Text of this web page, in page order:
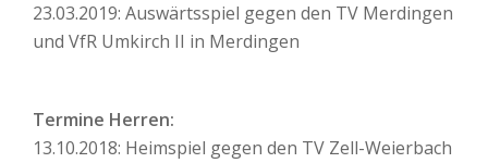
23.03.2019: Auswärtsspiel gegen den TV Merdingen
und VfR Umkirch II in Merdingen
Termine Herren:
13.10.2018: Heimspiel gegen den TV Zell-Weierbach